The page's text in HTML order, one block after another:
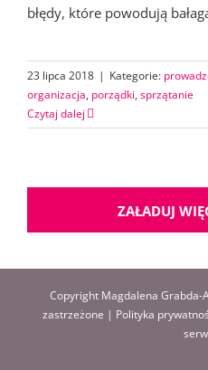
błędy, które powodują
23 lipca 2018 | Kategorie:
organizacja, porządki, sprzątanie
Czytaj dalej
ZAŁADUJ
Copyright Magdalena
zastrzeżone | Polityka